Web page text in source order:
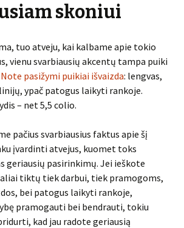
skoniui
tuo atveju, kai kalbame apie tokio
vienu svarbiausių akcentų tampa puiki
Note pasižymi puikiai išvaizda: lengvas,
ypač patogus laikyti rankoje.
– net 5,5 colio.
pačius svarbiausius faktus apie šį
įvardinti atvejus, kuomet toks
geriausių pasirinkimų. Jei ieškote
tiktų tiek darbui, tiek pramogoms,
bei patogus laikyti rankoje,
pramogauti bei bendrauti, tokiu
kad jau radote geriausią